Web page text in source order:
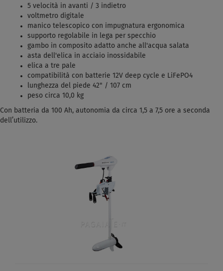
5 velocità in avanti / 3 indietro
voltmetro digitale
manico telescopico con impugnatura ergonomica
supporto regolabile in lega per specchio
gambo in composito adatto anche all'acqua salata
asta dell'elica in acciaio inossidabile
elica a tre pale
compatibilità con batterie 12V deep cycle e LiFePO4
lunghezza del piede 42" / 107 cm
peso circa 10,0 kg
Con batteria da 100 Ah, autonomia da circa 1,5 a 7,5 ore a seconda
dell’utilizzo.